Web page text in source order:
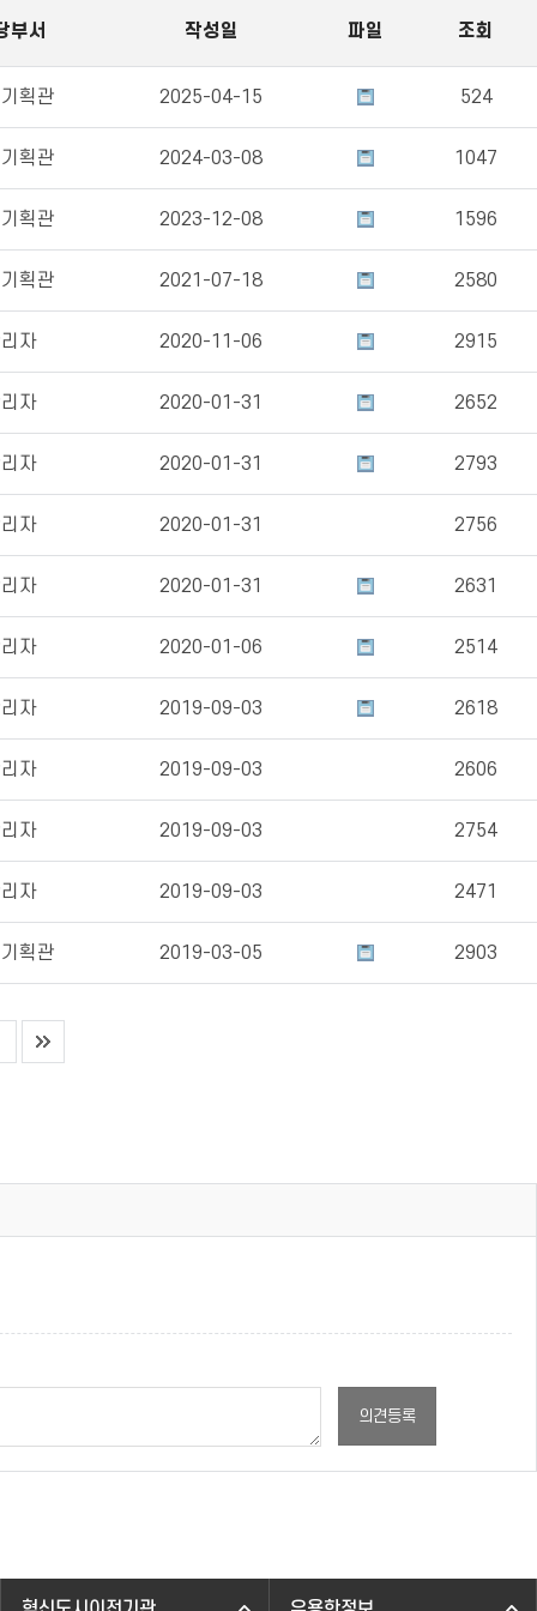
부서 작성일 파일 조회
획관 2025-04-15 524
획관 2024-03-08 1047
획관 2023-12-08 1596
획관 2021-07-18 2580
자 2020-11-06 2915
자 2020-01-31 2652
자 2020-01-31 2793
자 2020-01-31 2756
자 2020-01-31 2631
자 2020-01-06 2514
자 2019-09-03 2618
자 2019-09-03 2606
자 2019-09-03 2754
자 2019-09-03 2471
획관 2019-03-05 2903
의견등록